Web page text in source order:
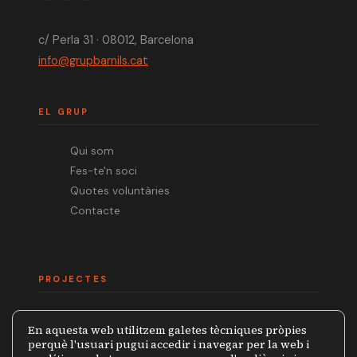
c/ Perla 31 · 08012, Barcelona
info@grupbarnils.cat
EL GRUP
Qui som
Fes-te'n soci
Quotes voluntàries
Contacte
PROJECTES
Premi Ramon Barnils
En aquesta web utilitzem galetes tècniques pròpies
perquè l'usuari pugui accedir i navegar per la web i